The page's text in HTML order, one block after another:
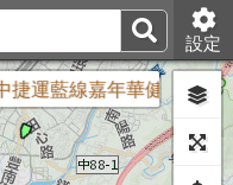
設定
線嘉年華健走活動」封